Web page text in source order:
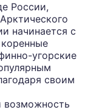
России,
начинается с
угорские
своим
возможность